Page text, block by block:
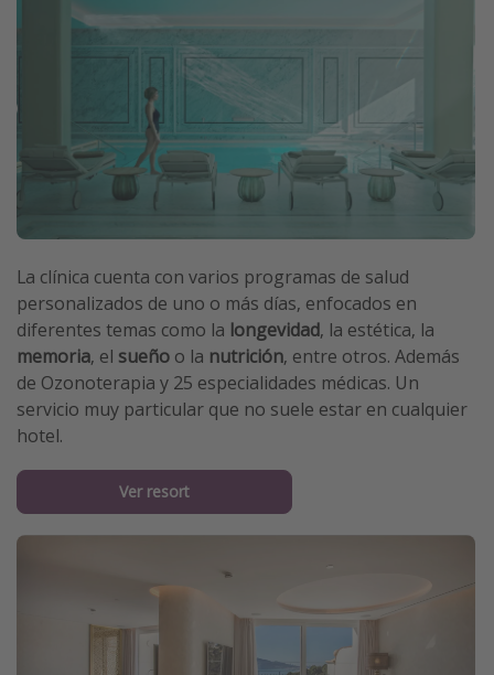
La clínica cuenta con varios programas de salud
personalizados de uno o más días, enfocados en
diferentes temas como la longevidad, la estética, la
memoria, el sueño o la nutrición, entre otros. Además
de Ozonoterapia y 25 especialidades médicas. Un
servicio muy particular que no suele estar en cualquier
hotel.
Ver resort